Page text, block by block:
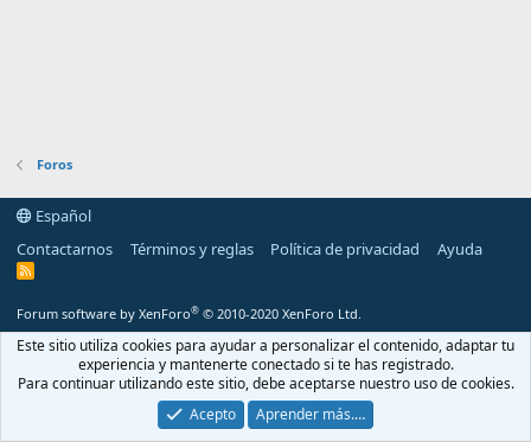
Foros
Español
Contactarnos
Términos y reglas Política de privacidad Ayuda
R
Forum software by XenForo® © 2010-2020 XenForo Ltd.
Este sitio utiliza cookies para ayudar a personalizar el contenido, adaptar tu
experiencia y mantenerte conectado si te has registrado.
Para continuar utilizando este sitio, debe aceptarse nuestro uso de cookies.
Acepto
Aprender más.…